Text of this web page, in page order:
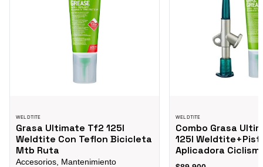
WELDTITE
Grasa Ultimate Tf2 125l
Weldtite Con Teflon Bicicleta
Mtb Ruta
Accesorios, Mantenimiento
WELDTITE
Combo Grasa
125l
Aplicadora